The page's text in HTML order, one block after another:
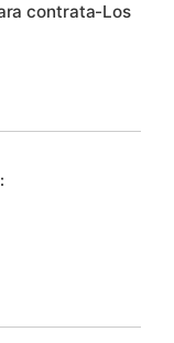
contrata-Los